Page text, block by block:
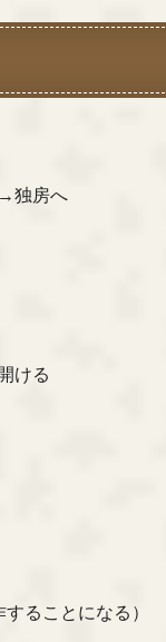
独房へ
ける
ることになる）